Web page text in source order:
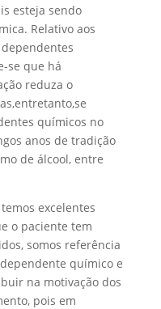
esteja sendo
Relativo aos
se que há
reduza o
químicos no
anos de tradição
de álcool, entre
excelentes
o paciente tem
somos referência
químico e
na motivação dos
pois em